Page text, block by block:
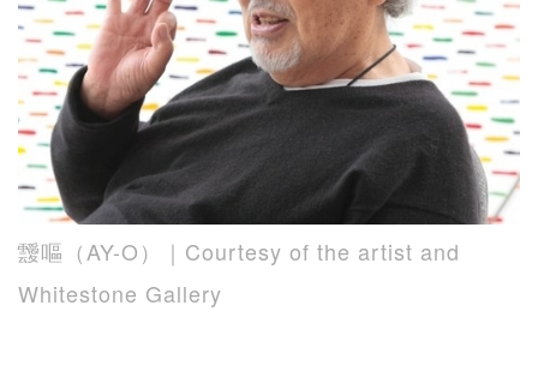
靉嘔（AY-O）｜Courtesy of the artist and
Whitestone Gallery